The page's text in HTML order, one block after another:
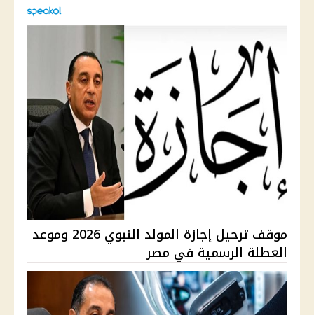
موقف ترحيل إجازة المولد النبوي 2026 وموعد
العطلة الرسمية في مصر